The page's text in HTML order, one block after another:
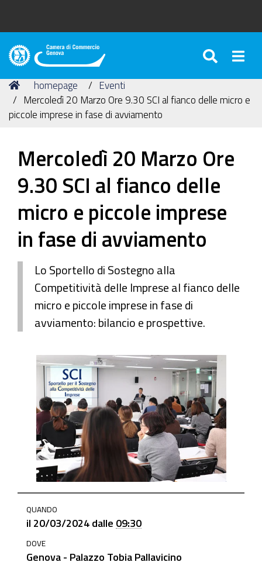
Camera
Commercio
di
Genova
Tu
sei
qui:
Home
homepage
Eventi
Mercoledì 20 Marzo Ore 9.30 SCI al fianco delle micro e
piccole imprese in fase di avviamento
Mercoledì 20 Marzo Ore
9.30 SCI al fianco delle
micro e piccole imprese
in fase di avviamento
Lo Sportello di Sostegno alla
Competitività delle Imprese al fianco delle
micro e piccole imprese in fase di
avviamento: bilancio e prospettive.
homepage/events/mercoledi-
marzo-
ore-
QUANDO
il 20/03/2024 dalle 09:30
DOVE
Genova - Palazzo Tobia Pallavicino